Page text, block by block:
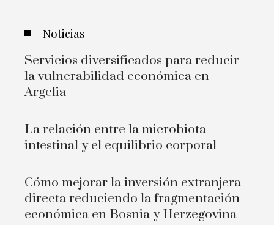
Noticias
Servicios diversificados para reducir
la vulnerabilidad económica en
Argelia
La relación entre la microbiota
intestinal y el equilibrio corporal
Cómo mejorar la inversión extranjera
directa reduciendo la fragmentación
económica en Bosnia y Herzegovina